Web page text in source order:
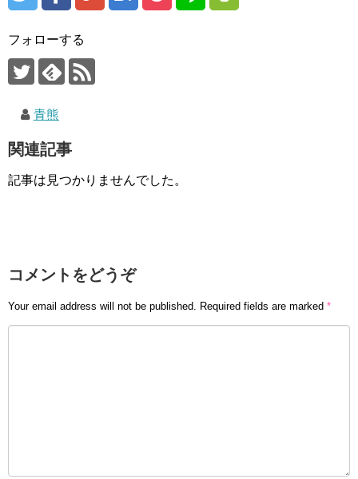
フォローする
青熊
関連記事
記事は見つかりませんでした。
コメントをどうぞ
Your email address will not be published. Required fields are marked *